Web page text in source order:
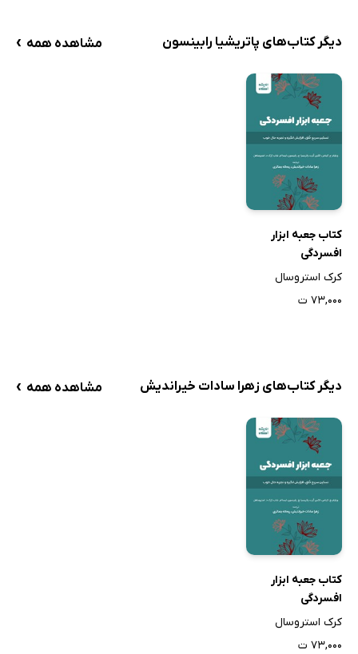
دیگر کتاب‌های پاتریشیا رابینسون مشاهده همه ›
کتاب جعبه ابزار
افسردگی
کرک استروسال
۷۳,۰۰۰ ت
دیگر کتاب‌های زهرا سادات خیراندیش مشاهده همه ›
کتاب جعبه ابزار
افسردگی
کرک استروسال
۷۳,۰۰۰ ت